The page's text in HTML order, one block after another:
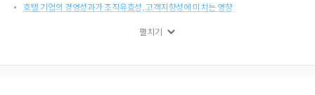
호텔 기업의 경영성과가 조직유효성, 고객지향성에 미치는 영향
식생활라이프스타일과 소비가치 및 소비행동의도에 미치는 영향
항공사 승무원의 교육 훈련 효과성에 대한 메타연구
펼치기